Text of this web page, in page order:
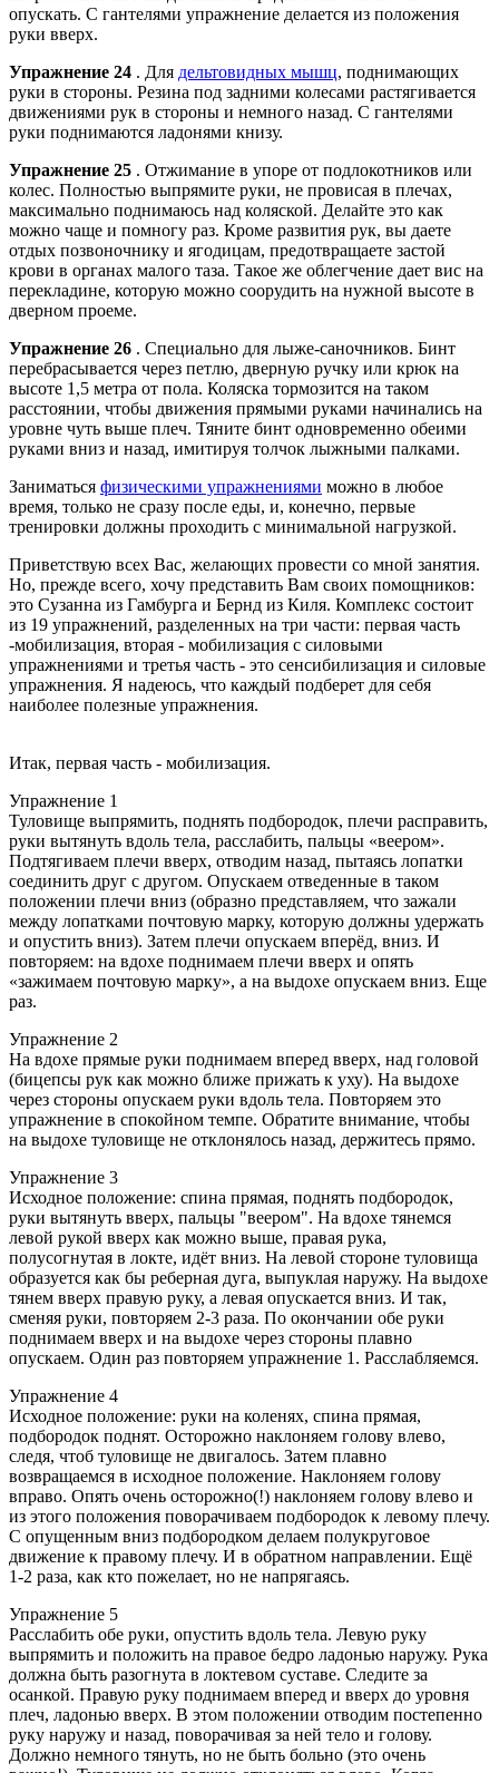
опускать. С гантелями упражнение делается из положения
руки вверх.
Упражнение 24 . Для дельтовидных мышц, поднимающих
руки в стороны. Резина под задними колесами растягивается
движениями рук в стороны и немного назад. С гантелями
руки поднимаются ладонями книзу.
Упражнение 25 . Отжимание в упоре от подлокотников или
колес. Полностью выпрямите руки, не провисая в плечах,
максимально поднимаюсь над коляской. Делайте это как
можно чаще и помногу раз. Кроме развития рук, вы даете
отдых позвоночнику и ягодицам, предотвращаете застой
крови в органах малого таза. Такое же облегчение дает вис на
перекладине, которую можно соорудить на нужной высоте в
дверном проеме.
Упражнение 26 . Специально для лыже-саночников. Бинт
перебрасывается через петлю, дверную ручку или крюк на
высоте 1,5 метра от пола. Коляска тормозится на таком
расстоянии, чтобы движения прямыми руками начинались на
уровне чуть выше плеч. Тяните бинт одновременно обеими
руками вниз и назад, имитируя толчок лыжными палками.
Заниматься физическими упражнениями можно в любое
время, только не сразу после еды, и, конечно, первые
тренировки должны проходить с минимальной нагрузкой.
Приветствую всех Вас, желающих провести со мной занятия.
Но, прежде всего, хочу представить Вам своих помощников:
это Сузанна из Гамбурга и Бернд из Киля. Комплекс состоит
из 19 упражнений, разделенных на три части: первая часть
-мобилизация, вторая - мобилизация с силовыми
упражнениями и третья часть - это сенсибилизация и силовые
упражнения. Я надеюсь, что каждый подберет для себя
наиболее полезные упражнения.
Итак, первая часть - мобилизация.
Упражнение 1
Туловище выпрямить, поднять подбородок, плечи расправить,
руки вытянуть вдоль тела, расслабить, пальцы «веером».
Подтягиваем плечи вверх, отводим назад, пытаясь лопатки
соединить друг с другом. Опускаем отведенные в таком
положении плечи вниз (образно представляем, что зажали
между лопатками почтовую марку, которую должны удержать
и опустить вниз). Затем плечи опускаем вперёд, вниз. И
повторяем: на вдохе поднимаем плечи вверх и опять
«зажимаем почтовую марку», а на выдохе опускаем вниз. Еще
раз.
Упражнение 2
На вдохе прямые руки поднимаем вперед вверх, над головой
(бицепсы рук как можно ближе прижать к уху). На выдохе
через стороны опускаем руки вдоль тела. Повторяем это
упражнение в спокойном темпе. Обратите внимание, чтобы
на выдохе туловище не отклонялось назад, держитесь прямо.
Упражнение 3
Исходное положение: спина прямая, поднять подбородок,
руки вытянуть вверх, пальцы "веером". На вдохе тянемся
левой рукой вверх как можно выше, правая рука,
полусогнутая в локте, идёт вниз. На левой стороне туловища
образуется как бы реберная дуга, выпуклая наружу. На выдохе
тянем вверх правую руку, а левая опускается вниз. И так,
сменяя руки, повторяем 2-3 раза. По окончании обе руки
поднимаем вверх и на выдохе через стороны плавно
опускаем. Один раз повторяем упражнение 1. Расслабляемся.
Упражнение 4
Исходное положение: руки на коленях, спина прямая,
подбородок поднят. Осторожно наклоняем голову влево,
следя, чтоб туловище не двигалось. Затем плавно
возвращаемся в исходное положение. Наклоняем голову
вправо. Опять очень осторожно(!) наклоняем голову влево и
из этого положения поворачиваем подбородок к левому плечу.
С опущенным вниз подбородком делаем полукруговое
движение к правому плечу. И в обратном направлении. Ещё
1-2 раза, как кто пожелает, но не напрягаясь.
Упражнение 5
Расслабить обе руки, опустить вдоль тела. Левую руку
выпрямить и положить на правое бедро ладонью наружу. Рука
должна быть разогнута в локтевом суставе. Следите за
осанкой. Правую руку поднимаем вперед и вверх до уровня
плеч, ладонью вверх. В этом положении отводим постепенно
руку наружу и назад, поворачивая за ней тело и голову.
Должно немного тянуть, но не быть больно (это очень